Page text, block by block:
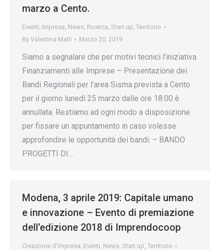
marzo a Cento.
Eventi, Impresa, News, Ricerca, Start up, Territorio
By Valentina Matli Marzo 20, 2019
Siamo a segnalare che per motivi tecnici l’iniziativa
Finanziamenti alle Imprese – Presentazione dei
Bandi Regionali per l’area Sisma prevista a Cento
per il giorno lunedì 25 marzo dalle ore 18.00 è
annullata. Restiamo ad ogni modo a disposizione
per fissare un appuntamento in caso volesse
approfondire le opportunità dei bandi: – BANDO
PROGETTI DI…
Modena, 3 aprile 2019: Capitale umano
e innovazione – Evento di premiazione
dell’edizione 2018 di Imprendocoop
Creazione d’impresa, Eventi, News, Start up, Territorio